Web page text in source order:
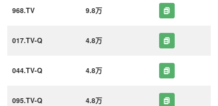
968.TV 9.8万
017.TV-Q 4.8万
044.TV-Q 4.8万
095.TV-Q 4.8万